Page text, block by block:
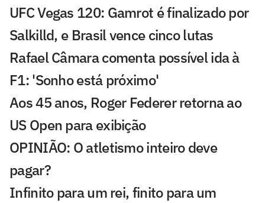
UFC Vegas 120: Gamrot é finalizado por
Salkilld, e Brasil vence cinco lutas
Rafael Câmara comenta possível ida à
F1: 'Sonho está próximo'
Aos 45 anos, Roger Federer retorna ao
US Open para exibição
OPINIÃO: O atletismo inteiro deve
pagar?
Infinito para um rei, finito para um